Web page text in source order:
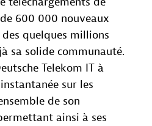
600 000 nouveaux
quelques millions
sa solide communauté.
Telekom IT à
sur les
de son
ainsi à ses